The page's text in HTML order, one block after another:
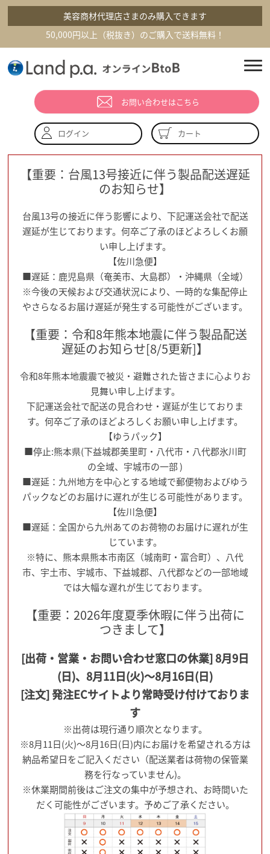
美容商材代理店さまのみ購入できます
50,000円以上（税抜き）のご購入で送料無料！
お問い合わせはこちら
ログイン カート
【重要：台風13号接近に伴う製品配送遅延
のお知らせ】
台風13号の接近に伴う影響により、下記運送会社で配送
遅延が生じております。何卒ご了承のほどよろしくお願
い申し上げます。
【佐川急便】
■遅延：鹿児島県（奄美市、大島郡）・沖縄県（全域）
※今後の天候および交通状況により、一時的な集配停止
やさらなるお届け遅延が発生する可能性がございます。
【重要：令和8年熊本地震に伴う製品配送
遅延のお知らせ[8/5更新]】
令和8年熊本地震震で被災・避難された皆さまに心よりお
見舞い申し上げます。
下記運送会社で配送の見合わせ・遅延が生じておりま
す。何卒ご了承のほどよろしくお願い申し上げます。
【ゆうパック】
■停止:熊本県(下益城郡美里町・八代市・八代郡氷川町
の全域、宇城市の一部 )
■遅延：九州地方を中心とする地域で郵便物およびゆう
パックなどのお届けに遅れが生じる可能性があります。
【佐川急便】
■遅延：全国から九州あてのお荷物のお届けに遅れが生
じています。
※特に、熊本県熊本市南区（城南町・富合町）、八代
市、宇土市、宇城市、下益城郡、八代郡などの一部地域
では大幅な遅れが生じております。
【重要：2026年度夏季休暇に伴う出荷に
つきまして】
[出荷・営業・お問い合わせ窓口の休業] 8月9日
(日)、8月11日(火)～8月16日(日)
[注文] 発注ECサイトより常時受け付けておりま
す
※出荷は現行通り順次となります。
※8月11日(火)～8月16日(日)内にお届けを希望される方は
納品希望日をご記入ください（配送業者は荷物の保管業
務を行なっていません)。
※休業期間前後はご注文の集中が予想され、お時間いた
だく可能性がございます。予めご了承ください。